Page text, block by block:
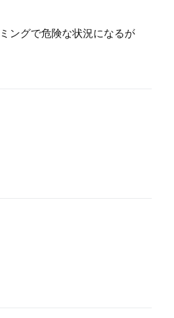
ングで危険な状況になるが